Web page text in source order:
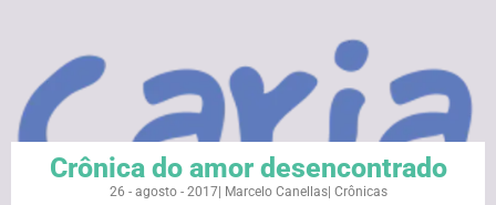
Crônica do amor desencontrado
26 - agosto - 2017| Marcelo Canellas| Crônicas